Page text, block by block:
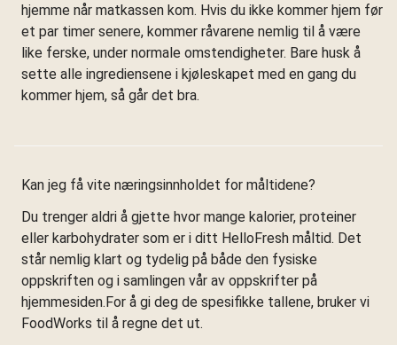
hjemme når matkassen kom. Hvis du ikke kommer hjem før
et par timer senere, kommer råvarene nemlig til å være
like ferske, under normale omstendigheter. Bare husk å
sette alle ingrediensene i kjøleskapet med en gang du
kommer hjem, så går det bra.
Kan jeg få vite næringsinnholdet for måltidene?
Du trenger aldri å gjette hvor mange kalorier, proteiner
eller karbohydrater som er i ditt HelloFresh måltid. Det
står nemlig klart og tydelig på både den fysiske
oppskriften og i samlingen vår av oppskrifter på
hjemmesiden.For å gi deg de spesifikke tallene, bruker vi
FoodWorks til å regne det ut.